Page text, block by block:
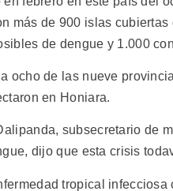
más de 900 islas
de dengue y 1.000
ocho de las nueve
en Honiara.
subsecretario de
dijo que esta crisis
tropical